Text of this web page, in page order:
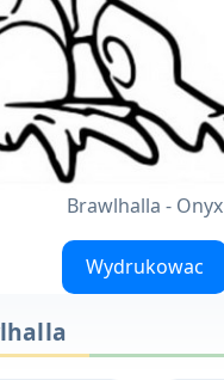
Brawlhalla - Onyx
Wydrukowac